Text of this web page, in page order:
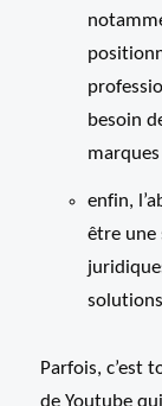
besoin
enfin,
être une
Parfois, c’est
de Youtube